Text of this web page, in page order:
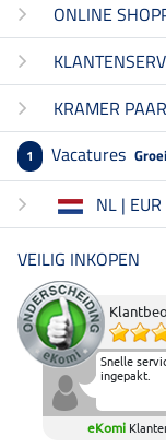
ONLINE
KRAMER
1 Vacatures
NL | EUR
VEILIG INKOPEN
Snelle
ingepakt.
eKomi